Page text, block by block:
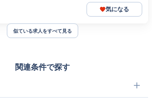
気になる
似ている求人をすべて見る
関連条件で探す